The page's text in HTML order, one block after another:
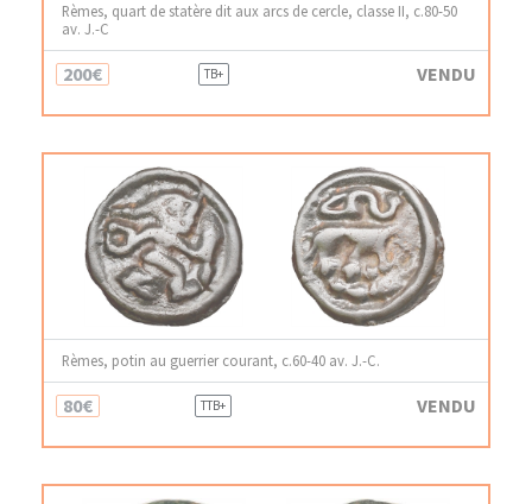
Rèmes, quart de statère dit aux arcs de cercle, classe II, c.80-50
av. J.-C
200€ TB+ VENDU
Rèmes, potin au guerrier courant, c.60-40 av. J.-C.
80€ TTB+ VENDU